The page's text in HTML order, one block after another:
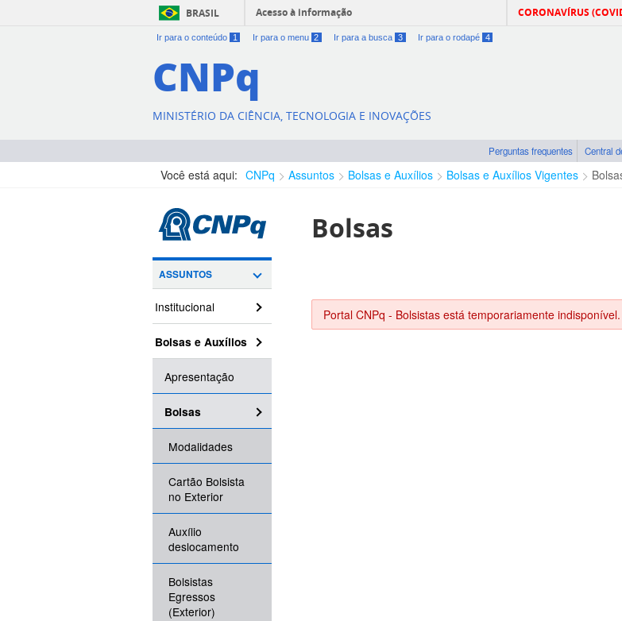
BRASIL Acesso à informação CORONAVÍRUS
Ir para o conteúdo 1 Ir para o menu 2 Ir para a busca 3 Ir para o rodapé 4
CNPq
MINISTÉRIO DA CIÊNCIA, TECNOLOGIA E INOVAÇÕES
Perguntas frequentes Central
Você está aqui: CNPq Assuntos Bolsas e Auxílios Bolsas e Auxílios Vigentes
ASSUNTOS
Institucional
Bolsas e Auxílios
Apresentação
Bolsas
Modalidades
Cartão Bolsista
no Exterior
Auxílio
deslocamento
Bolsistas
Egressos
(Exterior)
Bolsas
Portal CNPq - Bolsistas está temporariamente indisponível.